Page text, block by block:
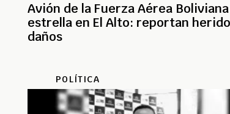
Avión de la Fuerza Aérea
estrella en El Alto: reportan
daños
POLÍTICA